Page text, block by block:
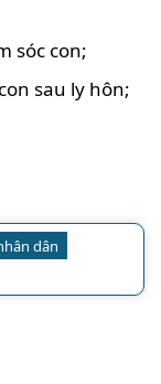
sóc con;
sau ly hôn;
dân